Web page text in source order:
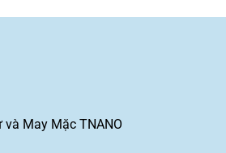
và May Mặc TNANO